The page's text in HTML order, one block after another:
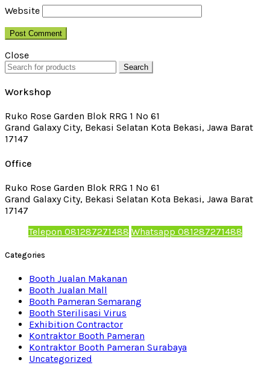
Website
Close
Search
Workshop
Ruko Rose Garden Blok RRG 1 No 61
Grand Galaxy City, Bekasi Selatan Kota Bekasi, Jawa Barat
17147
Office
Ruko Rose Garden Blok RRG 1 No 61
Grand Galaxy City, Bekasi Selatan Kota Bekasi, Jawa Barat
17147
Telepon 081287271488 Whatsapp 081287271488
Categories
Booth Jualan Makanan
Booth Jualan Mall
Booth Pameran Semarang
Booth Sterilisasi Virus
Exhibition Contractor
Kontraktor Booth Pameran
Kontraktor Booth Pameran Surabaya
Uncategorized